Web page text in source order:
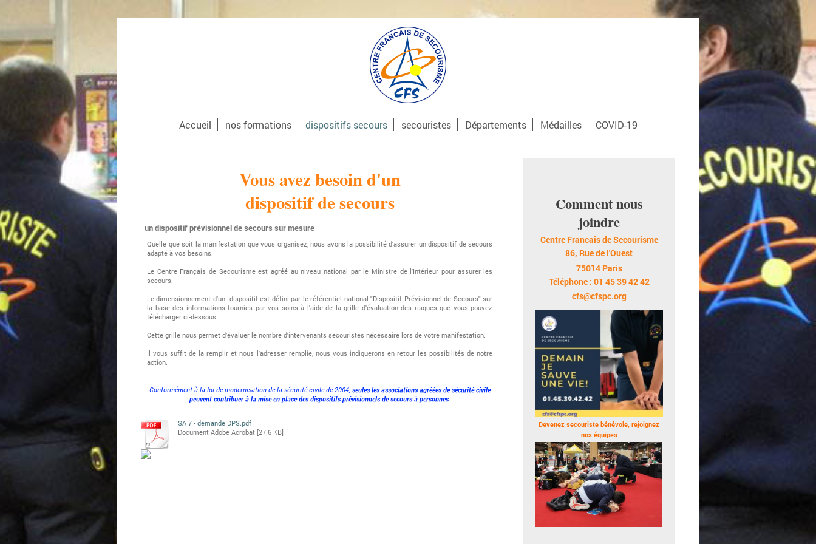
Accueil nos formations dispositifs secours secouristes Départements Médailles COVID-19
Vous avez besoin d'un
dispositif de secours
un dispositif prévisionnel de secours sur mesure
Quelle que soit la manifestation que vous organisez, nous avons la possibilité d'assurer un dispositif de secours
adapté à vos besoins.
Le Centre Français de Secourisme est agréé au niveau national par le Ministre de l'Intérieur pour assurer les
secours.
Le dimensionnement d'un dispositif est défini par le référentiel national "Dispositif Prévisionnel de Secours" sur
la base des informations fournies par vos soins à l'aide de la grille d'évaluation des risques que vous pouvez
télécharger ci-dessous.
Cette grille nous permet d’évaluer le nombre d'intervenants secouristes nécessaire lors de votre manifestation.
Il vous suffit de la remplir et nous l'adresser remplie, nous vous indiquerons en retour les possibilités de notre
action.
Conformément à la loi de modernisation de la sécurité civile de 2004, seules les associations agréées de sécurité civile
peuvent contribuer à la mise en place des dispositifs prévisionnels de secours à personnes.
SA 7 - demande DPS.pdf
Document Adobe Acrobat [27.6 KB]
Comment nous
joindre
Centre Francais de Secourisme
86, Rue de l'Ouest
75014 Paris
Téléphone : 01 45 39 42 42
cfs@cfspc.org
Devenez secouriste bénévole, rejoignez
nos équipes